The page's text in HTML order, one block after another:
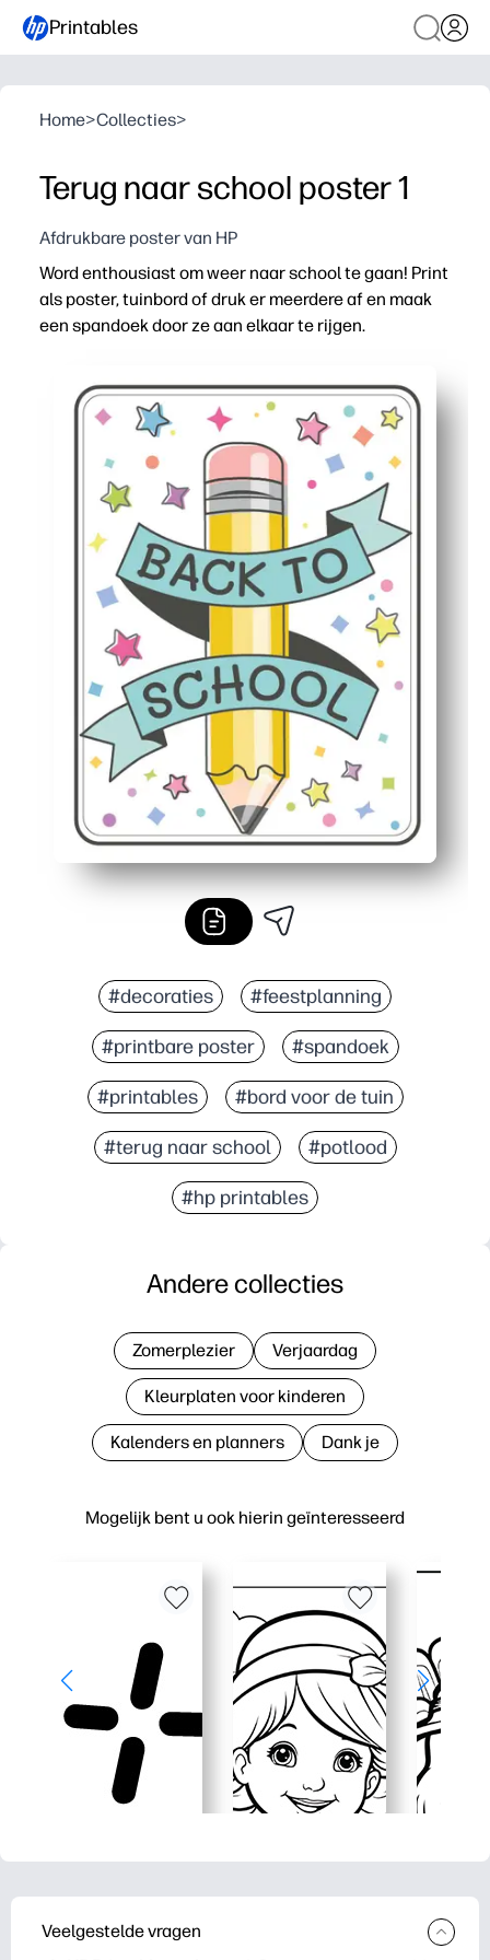
Printables
Home>Collecties>
Terug naar school poster 1
Afdrukbare poster van HP
Word enthousiast om weer naar school te gaan! Print
als poster, tuinbord of druk er meerdere af en maak
een spandoek door ze aan elkaar te rijgen.
#decoraties #feestplanning
#printbare poster #spandoek
#printables #bord voor de tuin
#terug naar school #potlood
#hp printables
Mogelijk bent u ook hierin geïnteresseerd
Andere collecties
Zomerplezier Verjaardag
Kleurplaten voor kinderen
Kalenders en planners Dank je
Veelgestelde vragen